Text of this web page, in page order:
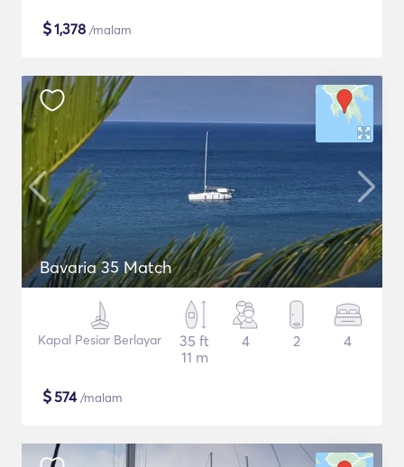
$1,378 /malam
Bavaria 35 Match
Kapal Pesiar Berlayar
35 ft
11 m
4 2 4
$574/malam